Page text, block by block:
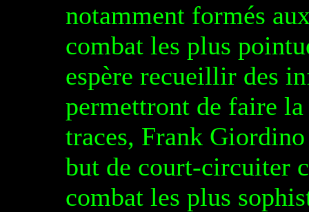
notamment formés
combat les plus
espère recueillir des
permettront de faire la
traces, Frank
but de court-circuiter
combat les plus